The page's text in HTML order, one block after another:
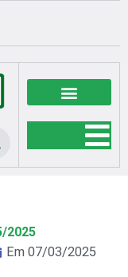
2025
Em 07/03/2025